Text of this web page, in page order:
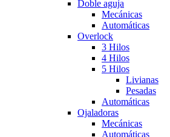
Doble aguja
Mecánicas
Automáticas
Overlock
3 Hilos
4 Hilos
5 Hilos
Livianas
Pesadas
Automáticas
Ojaladoras
Mecánicas
Automáticas